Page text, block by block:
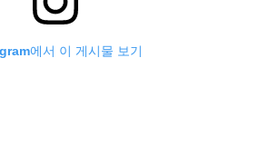
에서 이 게시물 보기